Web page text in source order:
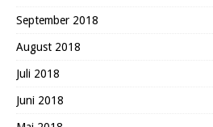
September 2018
August 2018
Juli 2018
Juni 2018